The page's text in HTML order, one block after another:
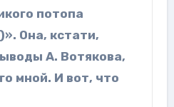
потопа
Она, кстати,
А. Вотякова,
мной. И вот, что